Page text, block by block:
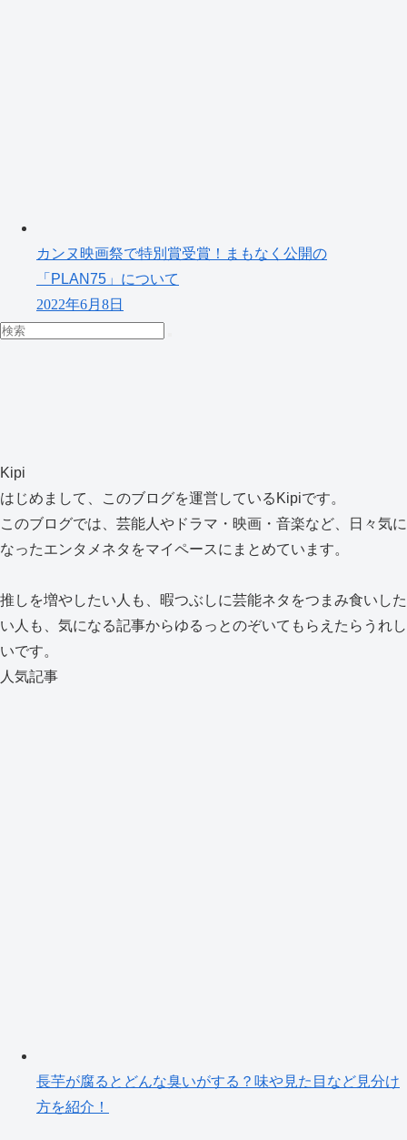
カンヌ映画祭で特別賞受賞！まもなく公開の
「PLAN75」について
2022年6月8日
Kipi
はじめまして、このブログを運営しているKipiです。
このブログでは、芸能人やドラマ・映画・音楽など、日々気に
なったエンタメネタをマイペースにまとめています。
推しを増やしたい人も、暇つぶしに芸能ネタをつまみ食いした
い人も、気になる記事からゆるっとのぞいてもらえたらうれし
いです。
人気記事
長芋が腐るとどんな臭いがする？味や見た目など見分け
方を紹介！